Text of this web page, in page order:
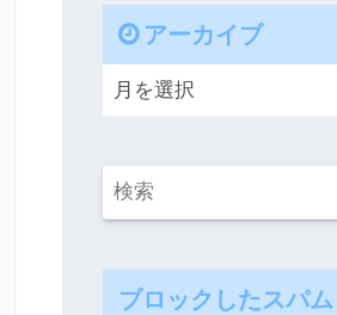
アーカイブ
ブロックしたスパム